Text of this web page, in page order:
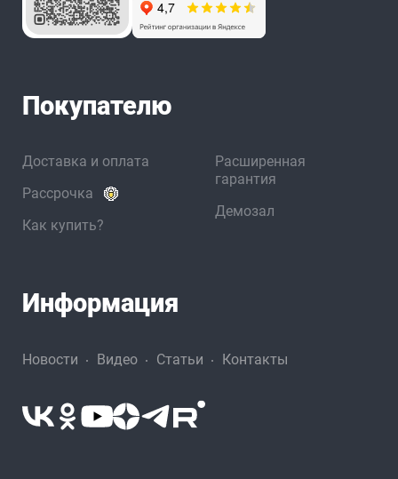
Покупателю
Доставка и оплата
Рассрочка
Как купить?
Расширенная
гарантия
Демозал
Информация
Новости Видео Статьи Контакты